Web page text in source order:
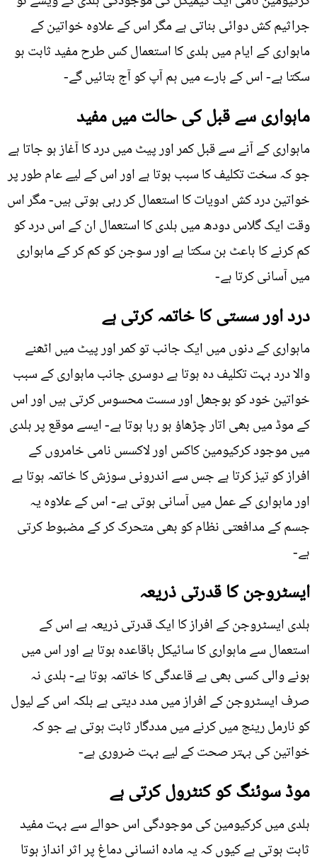
جراثيم کش دوائی بناتی ہے مگر اس کے علاوہ خواتین کے
ماہواری کے ایام میں ہلدی کا استعمال کس طرح مفید ثابت ہو
سکتا ہے- اس کے بارے میں ہم آپ کو آج بتائيں گے-
ماہواری سے قبل کی حالت میں مفید
ماہواری کے آنے سے قبل کمر اور پیٹ میں درد کا آغاز ہو جاتا ہے
جو کہ سخت تکلیف کا سبب ہوتا ہے اور اس کے لیے عام طور پر
خواتین درد کش ادویات کا استعمال کر رہی ہوتی ہیں- مگر اس
وقت ایک گلاس دودھ میں ہلدی کا استعمال ان کے اس درد کو
کم کرنے کا باعٹ بن سکتا ہے اور سوجن کو کم کر کے ماہواری
میں آسانی کرتا ہے-
درد اور سستی کا خاتمہ کرتی ہے
ماہواری کے دنوں میں ایک جانب تو کمر اور پیٹ میں اٹھنے
والا درد بہت تکلیف دہ ہوتا ہے دوسری جانب ماہواری کے سبب
خواتین خود کو بوجھل اور سست محسوس کرتی ہیں اور اس
کے موڈ میں بھی اتار چڑھاؤ ہو رہا ہوتا ہے- ایسے موقع پر ہلدی
میں موجود کرکیومین کاکس اور لاکسس نامی خامروں کے
افراز کو تیز کرتا ہے جس سے اندرونی سوزش کا خاتمہ ہوتا ہے
اور ماہواری کے عمل میں آسانی ہوتی ہے- اس کے علاوہ یہ
جسم کے مدافعتی نظام کو بھی متحرک کر کے مضبوط کرتی
ہے-
ایسٹروجن کا قدرتی ذریعہ
ہلدی ایسٹروجن کے افراز کا ایک قدرتی ذریعہ ہے اس کے
استعمال سے ماہواری کا سائیکل باقاعدہ ہوتا ہے اور اس میں
ہونے والی کسی بھی بے قاعدگی کا خاتمہ ہوتا ہے- ہلدی نہ
صرف ایسٹروجن کے افراز میں مدد دیتی ہے بلکہ اس کے لیول
کو نارمل رینج میں کرنے میں مددگار ثابت ہوتی ہے جو کہ
خواتین کی بہتر صحت کے لیے بہت ضروری ہے-
موڈ سوئنگ کو کنٹرول کرتی ہے
ہلدی میں کرکیومین کی موجودگی اس حوالے سے بہت مفید
ثابت ہوتی ہے کیوں کہ یہ مادہ انسانی دماغ پر اثر انداز ہوتا